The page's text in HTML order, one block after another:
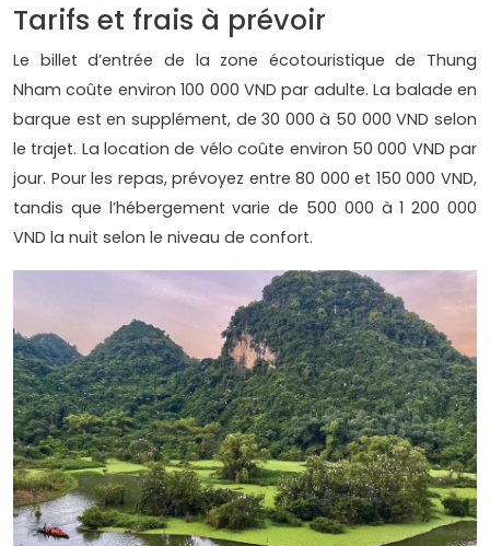
Tarifs et frais à prévoir
Le billet d’entrée de la zone écotouristique de Thung
Nham coûte environ 100 000 VND par adulte. La balade en
barque est en supplément, de 30 000 à 50 000 VND selon
le trajet. La location de vélo coûte environ 50 000 VND par
jour. Pour les repas, prévoyez entre 80 000 et 150 000 VND,
tandis que l’hébergement varie de 500 000 à 1 200 000
VND la nuit selon le niveau de confort.